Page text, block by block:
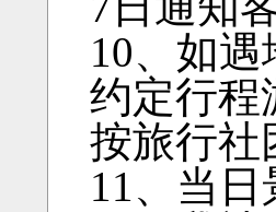
10、如
约定行程
按旅行社
11、当